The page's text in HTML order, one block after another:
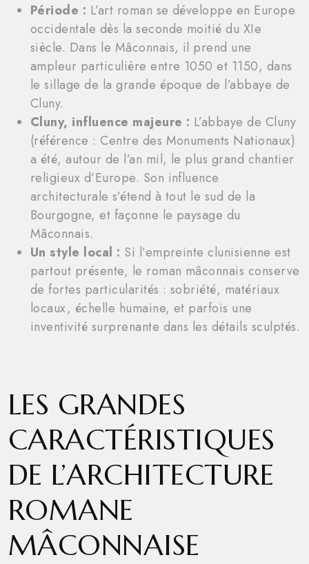
Période : L’art roman se développe en Europe
occidentale dès la seconde moitié du XIe
siècle. Dans le Mâconnais, il prend une
ampleur particulière entre 1050 et 1150, dans
le sillage de la grande époque de l’abbaye de
Cluny.
Cluny, influence majeure : L’abbaye de Cluny
(référence : Centre des Monuments Nationaux)
a été, autour de l’an mil, le plus grand chantier
religieux d’Europe. Son influence
architecturale s’étend à tout le sud de la
Bourgogne, et façonne le paysage du
Mâconnais.
Un style local : Si l’empreinte clunisienne est
partout présente, le roman mâconnais conserve
de fortes particularités : sobriété, matériaux
locaux, échelle humaine, et parfois une
inventivité surprenante dans les détails sculptés.
LES GRANDES
CARACTÉRISTIQUES
DE L’ARCHITECTURE
ROMANE
MÂCONNAISE